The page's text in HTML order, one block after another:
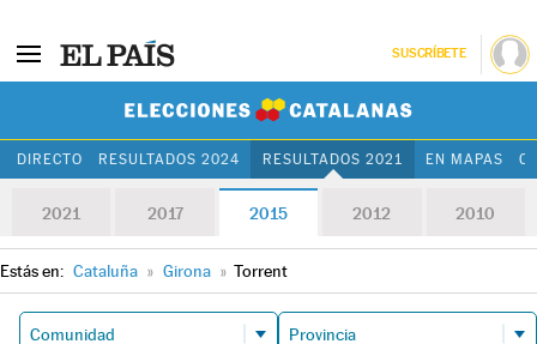
SUSCRÍBETE
DIRECTO RESULTADOS 2024 RESULTADOS 2021 EN MAPAS
2021 2017 2015 2012 2010
Estás en: Cataluña » Girona » Torrent